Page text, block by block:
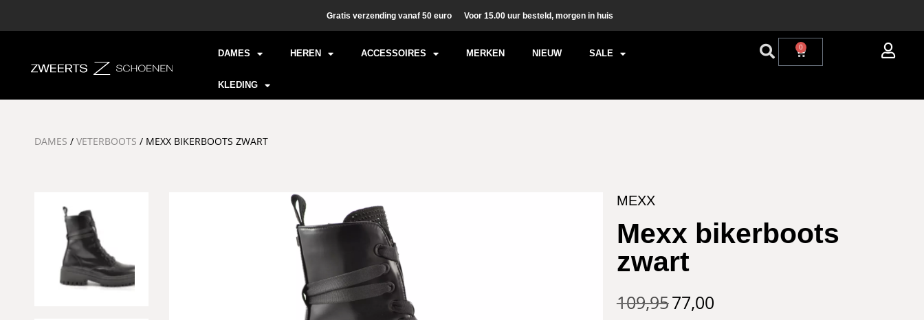
Gratis verzending vanaf 50 euro Voor 15.00 uur besteld, morgen in huis
DAMES HEREN ACCESSOIRES MERKEN NIEUW SALE
KLEDING
0
DAMES / VETERBOOTS / MEXX BIKERBOOTS ZWART
MEXX
Mexx bikerboots
zwart
109,9577,00